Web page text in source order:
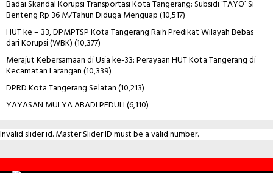
Badai Skandal Korupsi Transportasi Kota Tangerang: Subsidi ‘TAYO’ Si
Benteng Rp 36 M/Tahun Diduga Menguap(10,517)
HUT ke – 33, DPMPTSP Kota Tangerang Raih Predikat Wilayah Bebas
dari Korupsi (WBK)(10,377)
Merajut Kebersamaan di Usia ke-33: Perayaan HUT Kota Tangerang di
Kecamatan Larangan(10,339)
DPRD Kota Tangerang Selatan(10,213)
YAYASAN MULYA ABADI PEDULI(6,110)
Invalid slider id. Master Slider ID must be a valid number.
Contact